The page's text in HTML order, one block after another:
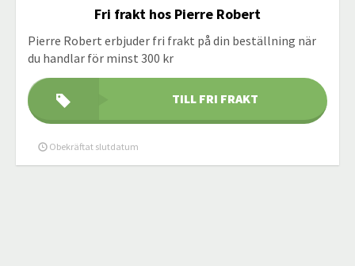
Fri frakt hos Pierre Robert
Pierre Robert erbjuder fri frakt på din beställning när
du handlar för minst 300 kr
TILL FRI FRAKT
Obekräftat slutdatum